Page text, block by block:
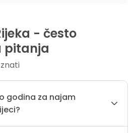
- često
pitanja
godina za najam